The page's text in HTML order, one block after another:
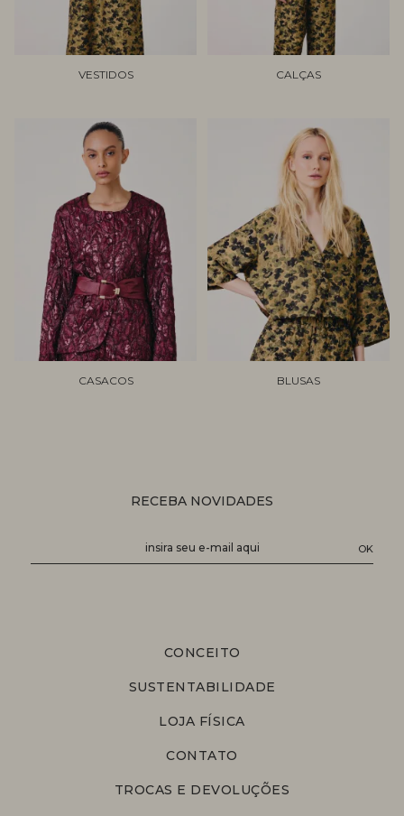
VESTIDOS CALÇAS
CASACOS BLUSAS
RECEBA NOVIDADES
CONCEITO
SUSTENTABILIDADE
LOJA FÍSICA
CONTATO
TROCAS E DEVOLUÇÕES